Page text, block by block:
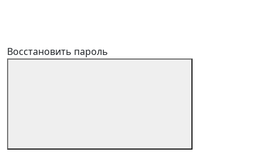
Восстановить пароль